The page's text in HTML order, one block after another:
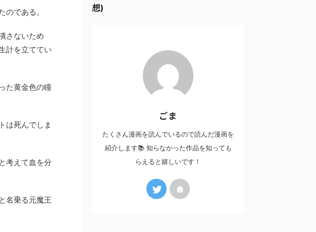
である。
さないため
計を立ててい
た黄金色の瞳
は死んでしま
考えて血を分
名乗る元魔王
想)
ごま
たくさん漫画を読んでいるので読んだ漫画を
紹介します📚 知らなかった作品を知っても
らえると嬉しいです！